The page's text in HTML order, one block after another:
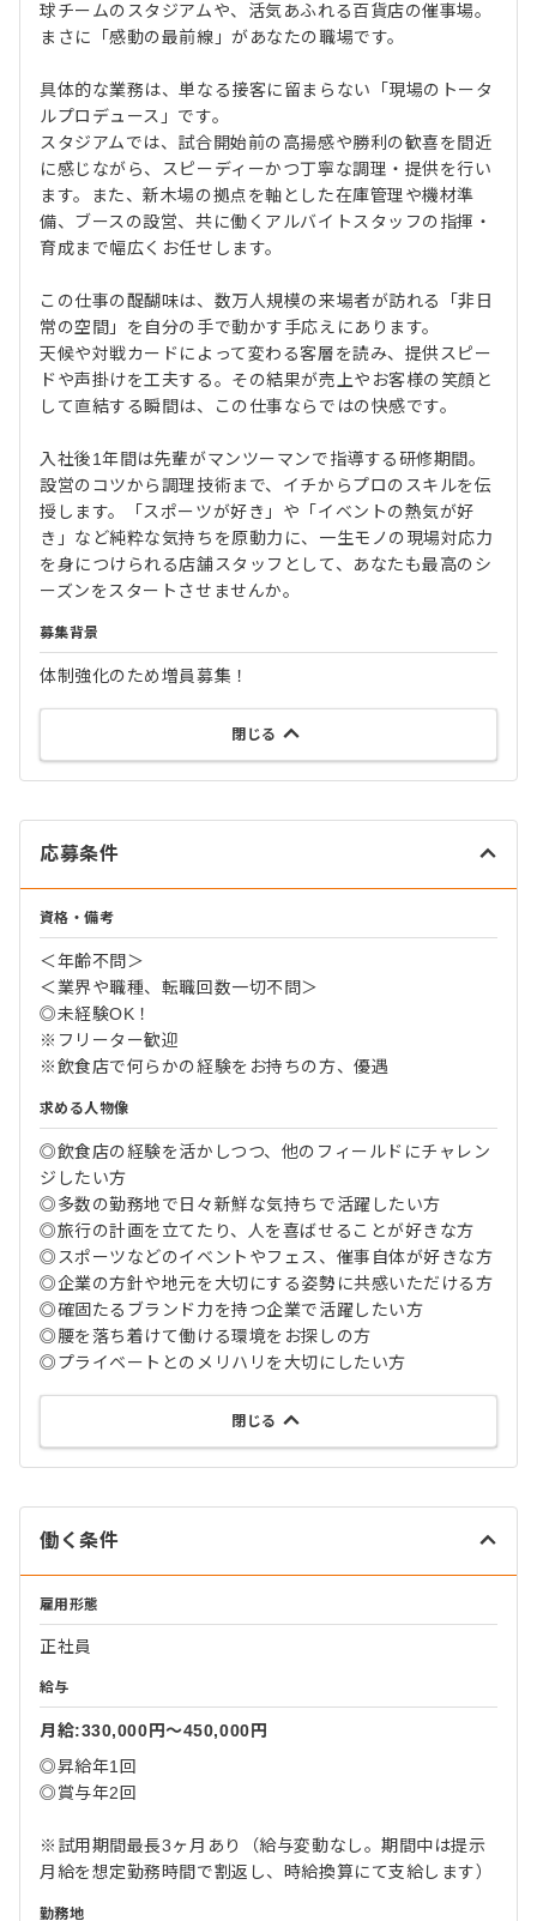
球チームのスタジアムや、活気あふれる百貨店の催事場。
まさに「感動の最前線」があなたの職場です。
具体的な業務は、単なる接客に留まらない「現場のトータ
ルプロデュース」です。
スタジアムでは、試合開始前の高揚感や勝利の歓喜を間近
に感じながら、スピーディーかつ丁寧な調理・提供を行い
ます。また、新木場の拠点を軸とした在庫管理や機材準
備、ブースの設営、共に働くアルバイトスタッフの指揮・
育成まで幅広くお任せします。
この仕事の醍醐味は、数万人規模の来場者が訪れる「非日
常の空間」を自分の手で動かす手応えにあります。
天候や対戦カードによって変わる客層を読み、提供スピー
ドや声掛けを工夫する。その結果が売上やお客様の笑顔と
して直結する瞬間は、この仕事ならではの快感です。
入社後1年間は先輩がマンツーマンで指導する研修期間。
設営のコツから調理技術まで、イチからプロのスキルを伝
授します。「スポーツが好き」や「イベントの熱気が好
き」など純粋な気持ちを原動力に、一生モノの現場対応力
を身につけられる店舗スタッフとして、あなたも最高のシ
ーズンをスタートさせませんか。
募集背景
体制強化のため増員募集！
閉じる
応募条件
資格・備考
＜年齢不問＞
＜業界や職種、転職回数一切不問＞
◎未経験OK！
※フリーター歓迎
※飲食店で何らかの経験をお持ちの方、優遇
求める人物像
◎飲食店の経験を活かしつつ、他のフィールドにチャレン
ジしたい方
◎多数の勤務地で日々新鮮な気持ちで活躍したい方
◎旅行の計画を立てたり、人を喜ばせることが好きな方
◎スポーツなどのイベントやフェス、催事自体が好きな方
◎企業の方針や地元を大切にする姿勢に共感いただける方
◎確固たるブランド力を持つ企業で活躍したい方
◎腰を落ち着けて働ける環境をお探しの方
◎プライベートとのメリハリを大切にしたい方
閉じる
働く条件
雇用形態
正社員
給与
月給:330,000円〜450,000円
◎昇給年1回
◎賞与年2回
※試用期間最長3ヶ月あり（給与変動なし。期間中は提示
月給を想定勤務時間で割返し、時給換算にて支給します）
勤務地